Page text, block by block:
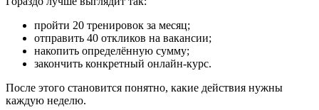
пройти 20 тренировок за месяц;
отправить 40 откликов на вакансии;
накопить определённую сумму;
закончить конкретный онлайн-курс.
После этого становится понятно, какие действия нужны
каждую неделю.